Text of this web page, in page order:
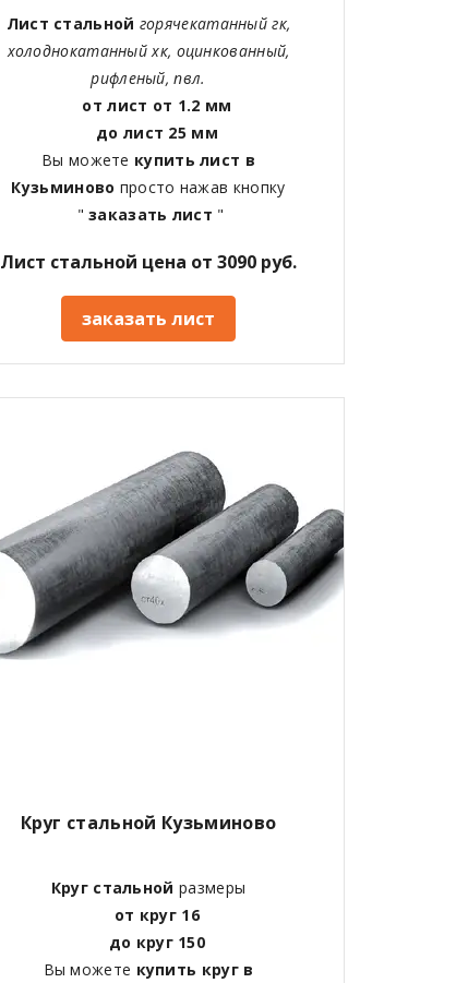
Лист стальной горячекатанный гк,
холоднокатанный хк, оцинкованный,
рифленый, пвл.
от лист от 1.2 мм
до лист 25 мм
Вы можете купить лист в
Кузьминово просто нажав кнопку
"заказать лист "
Лист стальной цена от 3090 руб.
заказать лист
Круг стальной Кузьминово
Круг стальной размеры
от круг 16
до круг 150
Вы можете купить круг в